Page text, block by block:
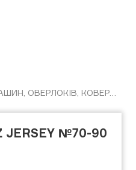
КОВЕРЛОКІВ, РОЗПОШИВАЛЬНИХ МАШИН
JERSEY №70-90